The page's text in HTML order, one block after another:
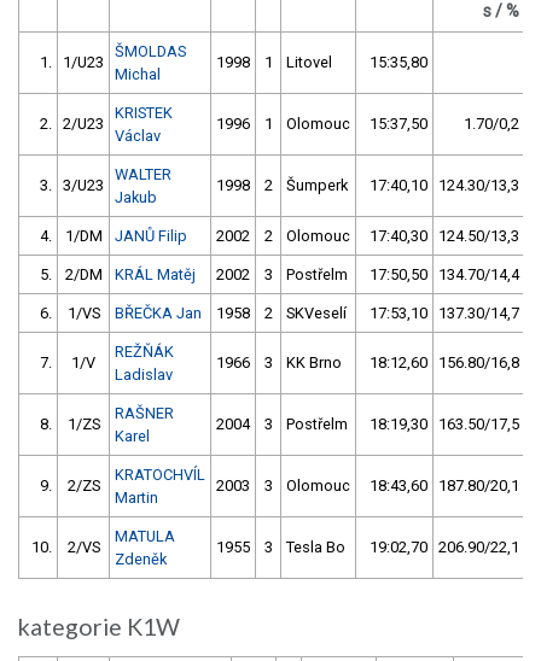
s / %
1. 1/U23
ŠMOLDAS
Michal
1998 1 Litovel 15:35,80
2. 2/U23
KRISTEK
Václav
1996 1 Olomouc 15:37,50 1.70/0,2
3. 3/U23
WALTER
Jakub
1998 2 Šumperk 17:40,10 124.30/13,3
4. 1/DM JANŮ Filip 2002 2 Olomouc 17:40,30 124.50/13,3
5. 2/DM KRÁL Matěj 2002 3 Postřelm 17:50,50 134.70/14,4
6. 1/VS BŘEČKA Jan 1958 2 SKVeselí 17:53,10 137.30/14,7
7. 1/V
REŽŇÁK
Ladislav
1966 3 KK Brno 18:12,60 156.80/16,8
8. 1/ZS
RAŠNER
Karel
2004 3 Postřelm 18:19,30 163.50/17,5
9. 2/ZS
KRATOCHVÍL
Martin
2003 3 Olomouc 18:43,60 187.80/20,1
10. 2/VS
MATULA
Zdeněk
1955 3 Tesla Bo 19:02,70 206.90/22,1
kategorie K1W